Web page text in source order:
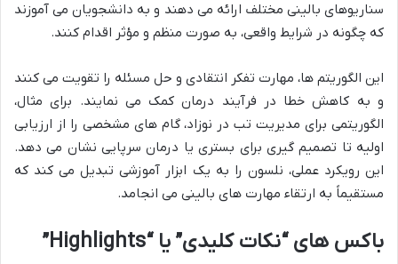
سناریوهای بالینی مختلف ارائه می دهند و به دانشجویان می آموزند
که چگونه در شرایط واقعی، به صورت منظم و مؤثر اقدام کنند.
این الگوریتم ها، مهارت تفکر انتقادی و حل مسئله را تقویت می کنند
و به کاهش خطا در فرآیند درمان کمک می نمایند. برای مثال،
الگوریتمی برای مدیریت تب در نوزاد، گام های مشخصی را از ارزیابی
اولیه تا تصمیم گیری برای بستری یا درمان سرپایی نشان می دهد.
این رویکرد عملی، نلسون را به یک ابزار آموزشی تبدیل می کند که
مستقیماً به ارتقاء مهارت های بالینی می انجامد.
باکس های “نکات کلیدی” یا “Highlights”